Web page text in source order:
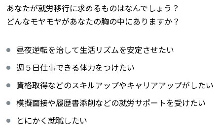
あなたが就労移行に求めるものはなんでしょう？
どんなモヤモヤがあなたの胸の中にありますか？
昼夜逆転を治して生活リズムを安定させたい
週５日仕事できる体力をつけたい
資格取得などのスキルアップやキャリアアップがしたい
模擬面接や履歴書添削などの就労サポートを受けたい
とにかく就職したい